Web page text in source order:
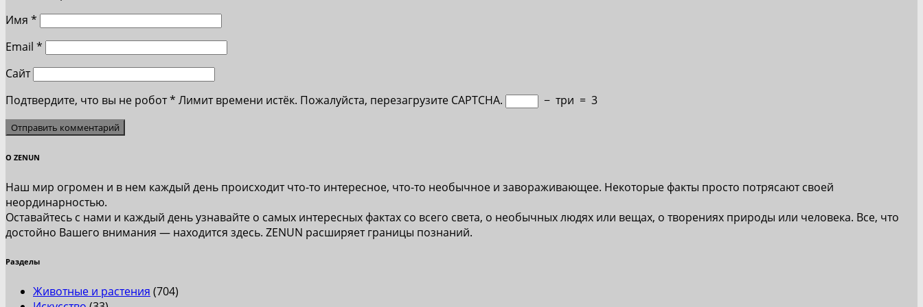
Имя *
Email *
Сайт
Подтвердите, что вы не робот* Лимит времени истёк. Пожалуйста, перезагрузите CAPTCHA. − три = 3
О ZENUN
Наш мир огромен и в нем каждый день происходит что-то интересное, что-то необычное и завораживающее. Некоторые факты просто потрясают своей
неординарностью.
Оставайтесь с нами и каждый день узнавайте о самых интересных фактах со всего света, о необычных людях или вещах, о творениях природы или человека. Все, что
достойно Вашего внимания — находится здесь. ZENUN расширяет границы познаний.
Разделы
Животные и растения (704)